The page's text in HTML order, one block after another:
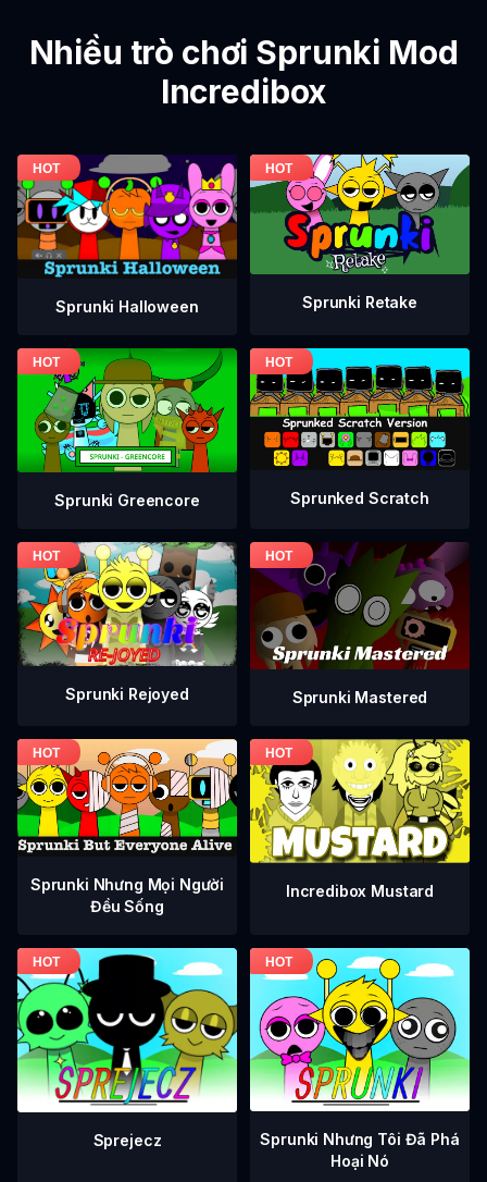
Nhiều trò chơi Sprunki Mod
Incredibox
Sprunki Halloween Sprunki Retake
Sprunki Greencore Sprunked Scratch
Sprunki Rejoyed Sprunki Mastered
Sprunki Nhưng Mọi Người
Đều Sống
Incredibox Mustard
Sprejecz
Sprunki Nhưng Tôi Đã Phá
Hoại Nó